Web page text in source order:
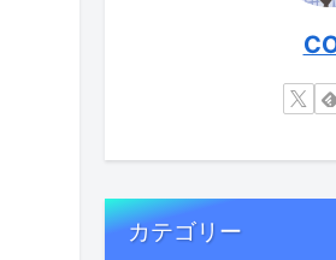
カテゴリー